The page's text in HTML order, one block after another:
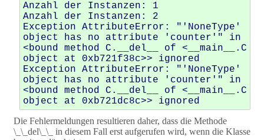
Anzahl der Instanzen: 1
Anzahl der Instanzen: 2
Exception AttributeError: "'NoneType'
object has no attribute 'counter'" in
<bound method C.__del__ of <__main__.C
object at 0xb721f38c>> ignored
Exception AttributeError: "'NoneType'
object has no attribute 'counter'" in
<bound method C.__del__ of <__main__.C
Die Fehlermeldungen resultieren daher, dass die Methode
\_\_del\_\_ in diesem Fall erst aufgerufen wird, wenn die Klasse